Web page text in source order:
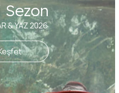
Sezon
& YAZ 2026